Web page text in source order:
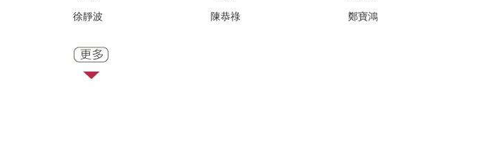
徐靜波 陳恭祿 鄭寶鴻